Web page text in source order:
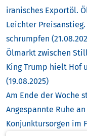
iranisches Exportöl.
Leichter
schrumpfen
Ölmarkt zwischen
King Trump hielt Hof
(19.08.2025)
Am Ende der Woche
Angespannte Ruhe
Konjunktursorgen im